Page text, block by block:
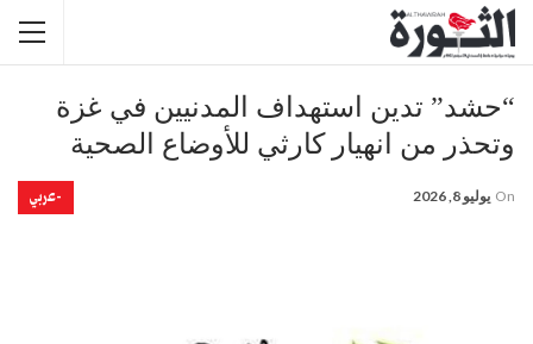
“حشد” تدين استهداف المدنيين في غزة
وتحذر من انهيار كارثي للأوضاع الصحية
-عربي On يوليو 8, 2026